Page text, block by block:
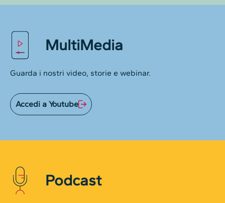
MultiMedia
Guarda i nostri video, storie e webinar.
Accedi a Youtube
Podcast